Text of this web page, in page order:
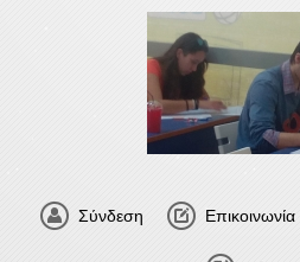
Σύνδεση Επικοινωνία